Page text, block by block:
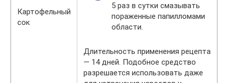
Картофельный
сок
5 раз в сутки смазывать
пораженные папилломами
области.
Длительность применения рецепта
— 14 дней. Подобное средство
разрешается использовать даже